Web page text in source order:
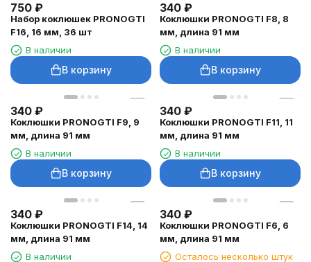
750 ₽
Набор коклюшек PRONOGTI
F16, 16 мм, 36 шт
В наличии
В корзину
340 ₽
Коклюшки PRONOGTI F8, 8
мм, длина 91 мм
В наличии
В корзину
340 ₽
Коклюшки PRONOGTI F9, 9
мм, длина 91 мм
В наличии
В корзину
340 ₽
Коклюшки PRONOGTI F11, 11
мм, длина 91 мм
В наличии
В корзину
340 ₽
Коклюшки PRONOGTI F14, 14
мм, длина 91 мм
В наличии
340 ₽
Коклюшки PRONOGTI F6, 6
мм, длина 91 мм
Осталось несколько штук